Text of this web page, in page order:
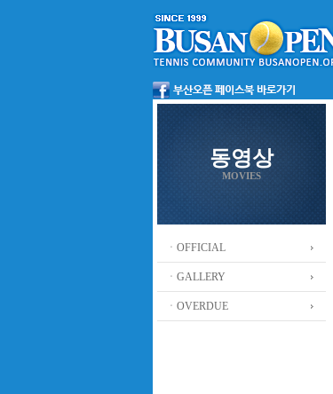
동영상
MOVIES
ㆍOFFICIAL
ㆍGALLERY
ㆍOVERDUE